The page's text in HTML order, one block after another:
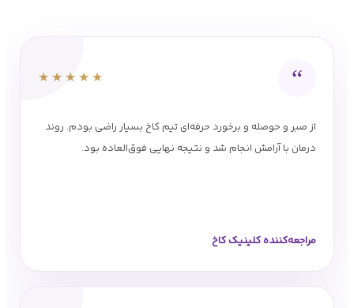
“
★★★★★
از صبر و حوصله و برخورد حرفه‌ای تیم کاخ بسیار راضی بودم. روند
درمان با آرامش انجام شد و نتیجه نهایی فوق‌العاده بود.
مراجعه‌کننده کلینیک کاخ